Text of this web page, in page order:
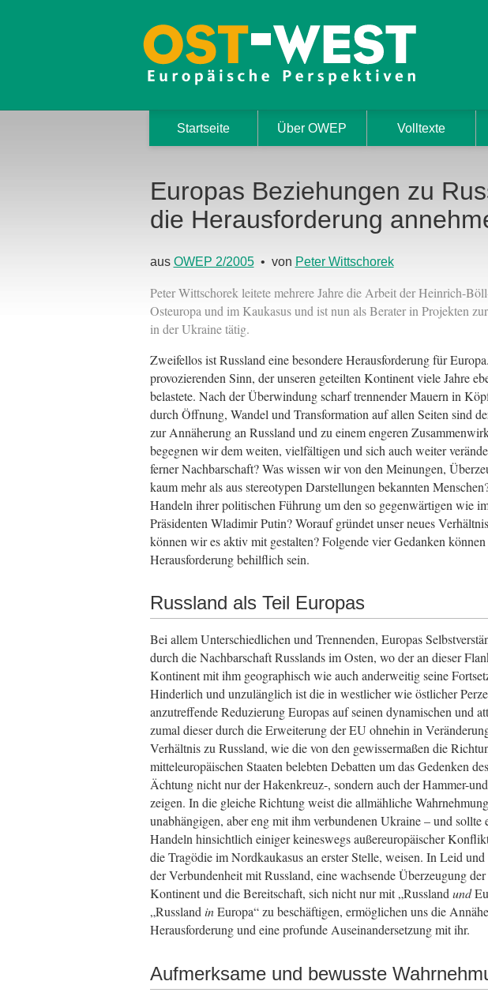
Startseite Über OWEP Volltexte
Europas Beziehungen zu
die Herausforderung
aus OWEP 2/2005• von Peter Wittschorek
Peter Wittschorek leitete mehrere Jahre die Arbeit der Heinrich-
Osteuropa und im Kaukasus und ist nun als Berater in Projekten
in der Ukraine tätig.
Zweifellos ist Russland eine besondere Herausforderung für
provozierenden Sinn, der unseren geteilten Kontinent viele Jahre
belastete. Nach der Überwindung scharf trennender Mauern in
durch Öffnung, Wandel und Transformation auf allen Seiten sind
zur Annäherung an Russland und zu einem engeren
begegnen wir dem weiten, vielfältigen und sich auch weiter
ferner Nachbarschaft? Was wissen wir von den Meinungen,
kaum mehr als aus stereotypen Darstellungen bekannten
Handeln ihrer politischen Führung um den so gegenwärtigen wie
Präsidenten Wladimir Putin? Worauf gründet unser neues
können wir es aktiv mit gestalten? Folgende vier Gedanken
Herausforderung behilflich sein.
Russland als Teil Europas
Bei allem Unterschiedlichen und Trennenden, Europas
durch die Nachbarschaft Russlands im Osten, wo der an dieser
Kontinent mit ihm geographisch wie auch anderweitig seine
Hinderlich und unzulänglich ist die in westlicher wie östlicher
anzutreffende Reduzierung Europas auf seinen dynamischen und
zumal dieser durch die Erweiterung der EU ohnehin in
Verhältnis zu Russland, wie die von den gewissermaßen die
mitteleuropäischen Staaten belebten Debatten um das Gedenken
Ächtung nicht nur der Hakenkreuz-, sondern auch der Hammer-
zeigen. In die gleiche Richtung weist die allmähliche
unabhängigen, aber eng mit ihm verbundenen Ukraine – und sollte
Handeln hinsichtlich einiger keineswegs außereuropäischer
die Tragödie im Nordkaukasus an erster Stelle, weisen. In Leid
der Verbundenheit mit Russland, eine wachsende Überzeugung
Kontinent und die Bereitschaft, sich nicht nur mit „Russlandund
„RusslandinEuropa“ zu beschäftigen, ermöglichen uns die
Herausforderung und eine profunde Auseinandersetzung mit ihr.
Aufmerksame und bewusste